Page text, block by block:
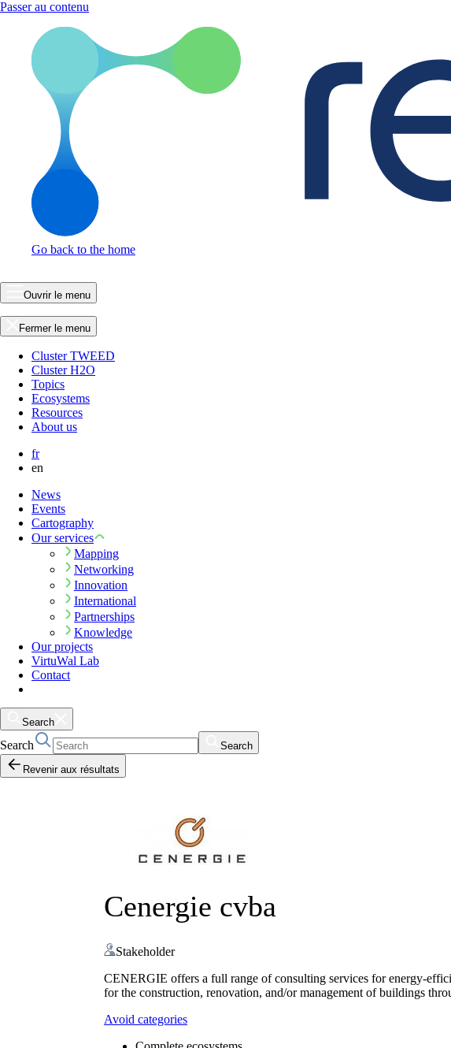
Passer au contenu
Go back to the home
Ouvrir le menu
Fermer le menu
Cluster TWEED
Cluster H2O
Topics
Ecosystems
Resources
About us
fr
en
News
Events
Cartography
Our services
Mapping
Networking
Innovation
International
Partnerships
Knowledge
Our projects
VirtuWal Lab
Contact
Search
Search
Search
Revenir aux résultats
Cenergie cvba
Stakeholder
CENERGIE offers a full range of consulting services for energy-
for the construction, renovation, and/or management of buildings
Avoid categories